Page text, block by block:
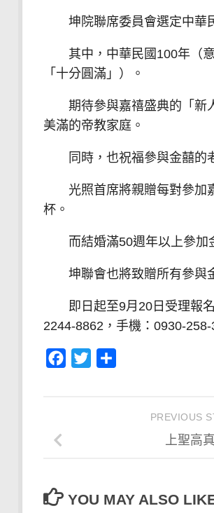
坤院聯席委員會選定中華民
其中，中華民國100年（意
「十分圓滿」）。
期待參與嘉禧盛典的「新人
美滿的帝教家庭。
同時，也祝福參與金囍的老
光照首席將親贈每對參加嘉
杯。
而結婚滿50週年以上參加金
坤聯會也將致贈所有參與金
即日起至9月20日受理報名
2244-8862，手機：0930-258-
Facebook
Twitter
PREVIOUS
上聖高
YOU MAY ALSO